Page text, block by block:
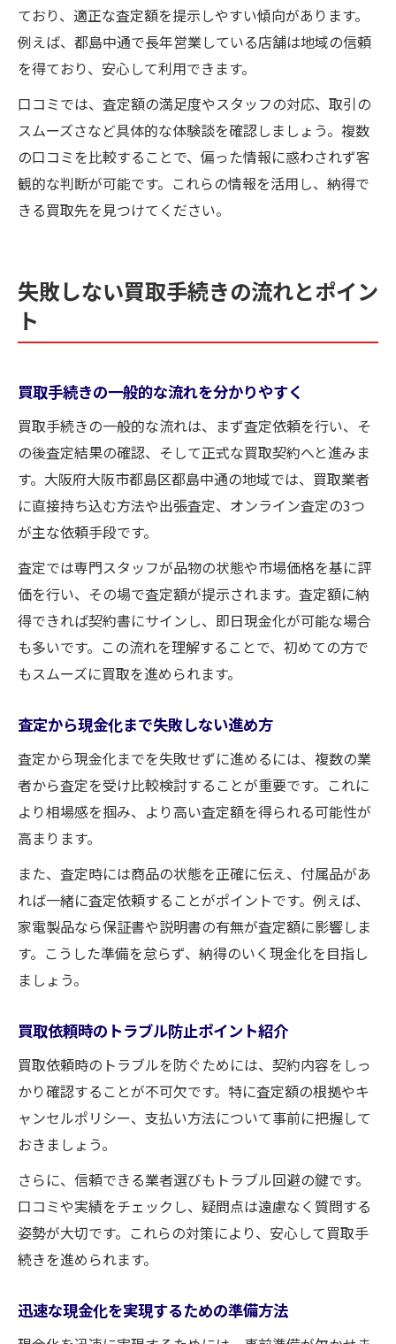
ており、適正な査定額を提示しやすい傾向があります。
例えば、都島中通で長年営業している店舗は地域の信頼
を得ており、安心して利用できます。
口コミでは、査定額の満足度やスタッフの対応、取引の
スムーズさなど具体的な体験談を確認しましょう。複数
の口コミを比較することで、偏った情報に惑わされず客
観的な判断が可能です。これらの情報を活用し、納得で
きる買取先を見つけてください。
失敗しない買取手続きの流れとポイン
ト
買取手続きの一般的な流れを分かりやすく
買取手続きの一般的な流れは、まず査定依頼を行い、そ
の後査定結果の確認、そして正式な買取契約へと進みま
す。大阪府大阪市都島区都島中通の地域では、買取業者
に直接持ち込む方法や出張査定、オンライン査定の3つ
が主な依頼手段です。
査定では専門スタッフが品物の状態や市場価格を基に評
価を行い、その場で査定額が提示されます。査定額に納
得できれば契約書にサインし、即日現金化が可能な場合
も多いです。この流れを理解することで、初めての方で
もスムーズに買取を進められます。
査定から現金化まで失敗しない進め方
査定から現金化までを失敗せずに進めるには、複数の業
者から査定を受け比較検討することが重要です。これに
より相場感を掴み、より高い査定額を得られる可能性が
高まります。
また、査定時には商品の状態を正確に伝え、付属品があ
れば一緒に査定依頼することがポイントです。例えば、
家電製品なら保証書や説明書の有無が査定額に影響しま
す。こうした準備を怠らず、納得のいく現金化を目指し
ましょう。
買取依頼時のトラブル防止ポイント紹介
買取依頼時のトラブルを防ぐためには、契約内容をしっ
かり確認することが不可欠です。特に査定額の根拠やキ
ャンセルポリシー、支払い方法について事前に把握して
おきましょう。
さらに、信頼できる業者選びもトラブル回避の鍵です。
口コミや実績をチェックし、疑問点は遠慮なく質問する
姿勢が大切です。これらの対策により、安心して買取手
続きを進められます。
迅速な現金化を実現するための準備方法